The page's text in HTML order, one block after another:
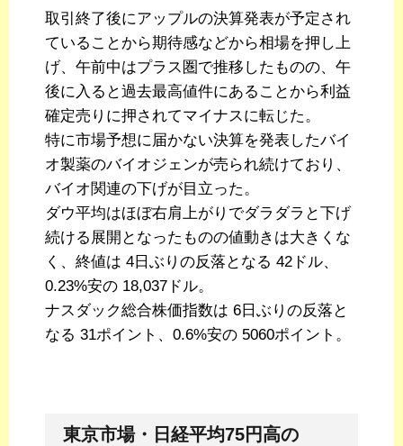
取引終了後にアップルの決算発表が予定され
ていることから期待感などから相場を押し上
げ、午前中はプラス圏で推移したものの、午
後に入ると過去最高値件にあることから利益
確定売りに押されてマイナスに転じた。
特に市場予想に届かない決算を発表したバイ
オ製薬のバイオジェンが売られ続けており、
バイオ関連の下げが目立った。
ダウ平均はほぼ右肩上がりでダラダラと下げ
続ける展開となったものの値動きは大きくな
く、終値は 4日ぶりの反落となる 42ドル、
0.23%安の 18,037ドル。
ナスダック総合株価指数は 6日ぶりの反落と
なる 31ポイント、0.6%安の 5060ポイント。
東京市場・日経平均75円高の